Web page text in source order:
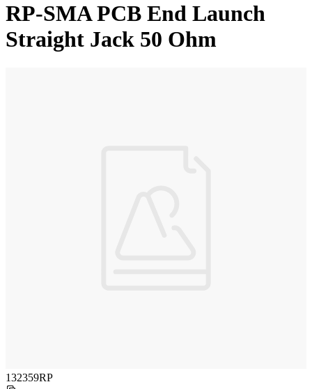
RP-SMA PCB End Launch
Straight Jack 50 Ohm
132359RP